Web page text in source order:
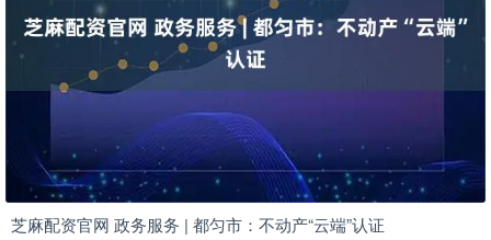
芝麻配资官网 政务服务 | 都匀市：不动产“云端”认证